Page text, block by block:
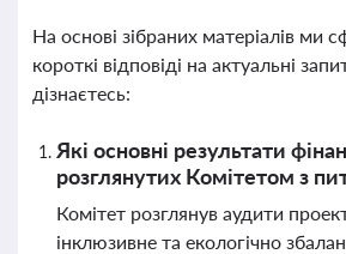
На основі зібраних матеріалів ми
короткі відповіді на актуальні
дізнаєтесь:
Які основні результати
розглянутих Комітетом з
Комітет розглянув аудити
інклюзивне та екологічно